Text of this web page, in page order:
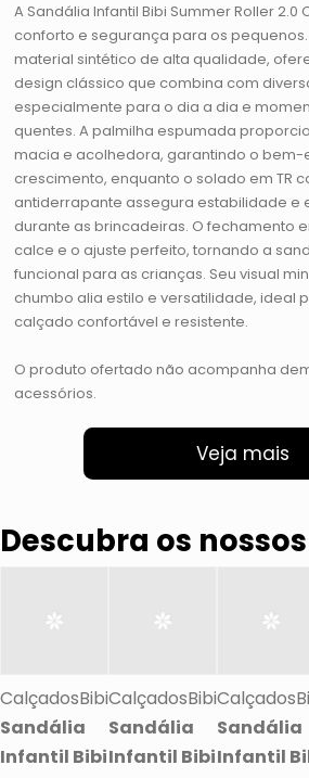
A Sandália Infantil Bibi Summer Roller
conforto e segurança para os
material sintético de alta qualidade,
design clássico que combina com
especialmente para o dia a dia e
quentes. A palmilha espumada
macia e acolhedora, garantindo o bem-
crescimento, enquanto o solado em TR
antiderrapante assegura estabilidade e
durante as brincadeiras. O fechamento
calce e o ajuste perfeito, tornando a
funcional para as crianças. Seu visual
chumbo alia estilo e versatilidade, ideal
calçado confortável e resistente.
O produto ofertado não acompanha
acessórios.
Veja mais
Descubra os
CalçadosBibi
Sandália
Infantil Bibi
CalçadosBibi
Sandália
Infantil Bibi
Sandália
Infantil